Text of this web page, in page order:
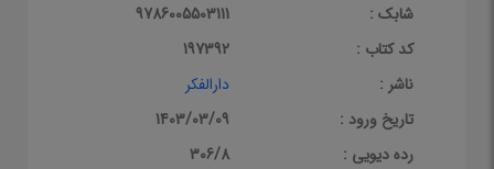
شابک :
9786005503111
کد کتاب :
197392
ناشر :
دارالفکر
تاریخ ورود :
1403/03/09
رده دیویی :
306/8